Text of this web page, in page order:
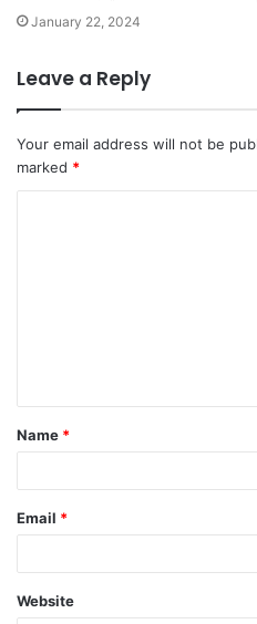
January 22, 2024
Leave a Reply
Your email address will not be
marked *
t
*
Name *
Email *
Website